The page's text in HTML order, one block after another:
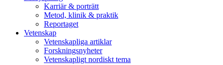
Karriär & porträtt
Metod, klinik & praktik
Reportaget
Vetenskap
Vetenskapliga artiklar
Forskningsnyheter
Vetenskapligt nordiskt tema